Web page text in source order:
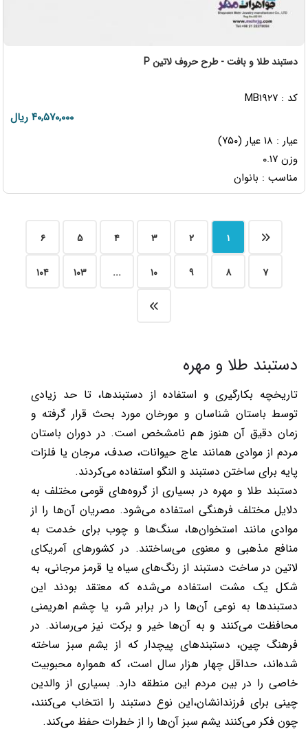
دستبند طلا و بافت - طرح حروف لاتین P
کد : MB۱۹۲۷
۴۰,۵۷۰,۰۰۰ ریال
عیار : ۱۸ عیار (۷۵۰)
وزن ۰.۱۷
مناسب : بانوان
۱ ۲ ۳ ۴ ۵ ۶
۷ ۸ ۹ ۱۰ ... ۱۰۳ ۱۰۴
دستبند طلا و مهره
تاریخچه بکارگیری و استفاده از دستبندها، تا حد زیادی
توسط باستان شناسان و مورخان مورد بحث قرار گرفته و
زمان دقیق آن هنوز هم نامشخص است. در دوران باستان
مردم از موادی همانند عاج حیوانات، صدف، مرجان یا فلزات
پایه برای ساختن دستبند و النگو استفاده می‌کردند.
دستبند طلا و مهره در بسیاری از گروه‌های قومی مختلف به
دلایل مختلف فرهنگی استفاده می‌شود. مصریان آن‌ها را از
موادی مانند استخوان‌ها، سنگ‌ها و چوب برای خدمت به
منافع مذهبی و معنوی می‌ساختند. در کشورهای آمریکای
لاتین در ساخت دستبند از رنگ‌های سیاه یا قرمز مرجانی، به
شکل یک مشت استفاده می‌شده که معتقد بودند این
دستبندها به نوعی آن‌ها را در برابر شر، یا چشم اهریمنی
محافظت می‌کنند و به آن‌ها خیر و برکت نیز می‌رساند. در
فرهنگ چین، دستبندهای پیچدار که از یشم سبز ساخته
شده‌اند، حداقل چهار هزار سال است، که همواره محبوبیت
خاصی را در بین مردم این منطقه دارد. بسیاری از والدین
چینی برای فرزندانشان،این نوع دستبند را انتخاب می‌کنند،
چون فکر می‌کنند یشم سبز آن‌ها را از خطرات حفظ می‌کند.